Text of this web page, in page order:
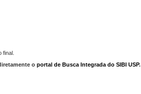
final.
o portal de Busca Integrada do SIBI USP.